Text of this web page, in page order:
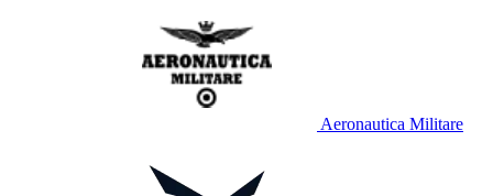
Aeronautica Militare